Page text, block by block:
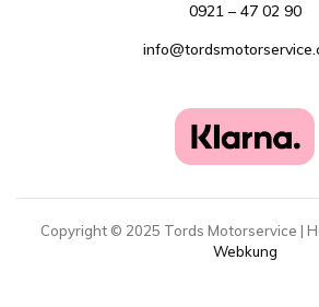
0921 – 47 02 90
Copyright © 2025 Tords Motorservice |
Webkung